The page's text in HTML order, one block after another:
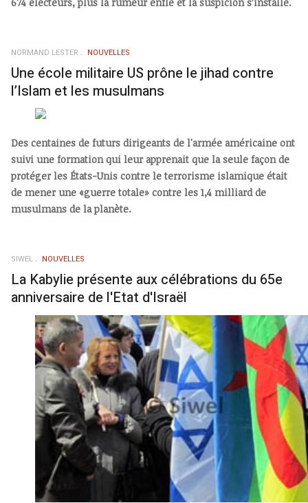
NORMAND LESTER NOUVELLES
Une école militaire US prône le jihad contre
l’Islam et les musulmans
Des centaines de futurs dirigeants de l'armée américaine ont
suivi une formation qui leur apprenait que la seule façon de
protéger les États-Unis contre le terrorisme islamique était
de mener une «guerre totale» contre les 1,4 milliard de
musulmans de la planète.
SIWEL NOUVELLES
La Kabylie présente aux célébrations du 65e
anniversaire de l'Etat d'Israël